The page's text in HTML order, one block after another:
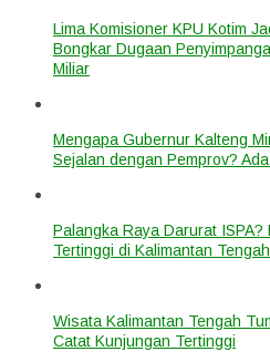
Lima Komisioner KPU Kotim
Bongkar Dugaan
Miliar
Mengapa Gubernur Kalteng
Sejalan dengan Pemprov?
Palangka Raya Darurat
Tertinggi di Kalimantan Tengah
Wisata Kalimantan Tengah
Catat Kunjungan Tertinggi